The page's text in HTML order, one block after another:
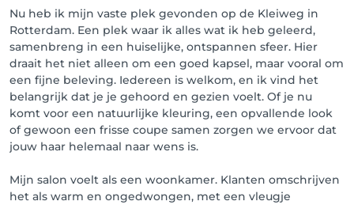
Nu heb ik mijn vaste plek gevonden op de Kleiweg in
Rotterdam. Een plek waar ik alles wat ik heb geleerd,
samenbreng in een huiselijke, ontspannen sfeer. Hier
draait het niet alleen om een goed kapsel, maar vooral om
een fijne beleving. Iedereen is welkom, en ik vind het
belangrijk dat je je gehoord en gezien voelt. Of je nu
komt voor een natuurlijke kleuring, een opvallende look
of gewoon een frisse coupe samen zorgen we ervoor dat
jouw haar helemaal naar wens is.
Mijn salon voelt als een woonkamer. Klanten omschrijven
het als warm en ongedwongen, met een vleugje